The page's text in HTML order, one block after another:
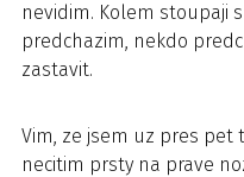
nevidim. Kolem stoupaji
predchazim, nekdo
zastavit.
Vim, ze jsem uz pres pet
necitim prsty na prave